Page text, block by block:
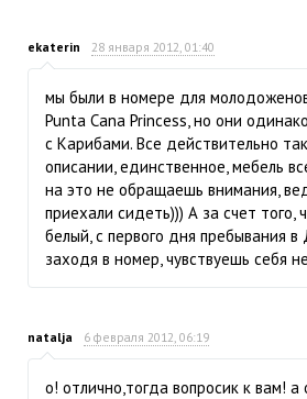
ekaterin 28 января 2012, 01:40
мы были в номере для
Punta Cana Princess, но они
с Карибами. Все действительно
описании, единственное, мебель
на это не обращаешь внимания,
приехали сидеть))) А за счет того,
белый, с первого дня пребывания
заходя в номер, чувствуешь себя
natalja 6 февраля 2012, 06:19
о! отлично,тогда вопросик к вам!